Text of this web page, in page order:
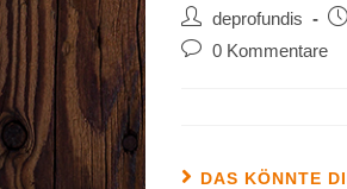
deprofundis
0 Kommentare
DAS KÖNNTE